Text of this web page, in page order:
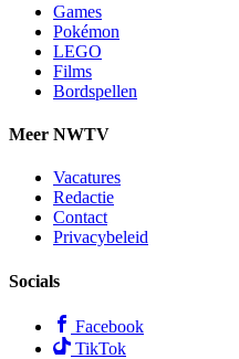
Games
Pokémon
LEGO
Films
Bordspellen
Meer NWTV
Vacatures
Redactie
Contact
Privacybeleid
Socials
Facebook
TikTok